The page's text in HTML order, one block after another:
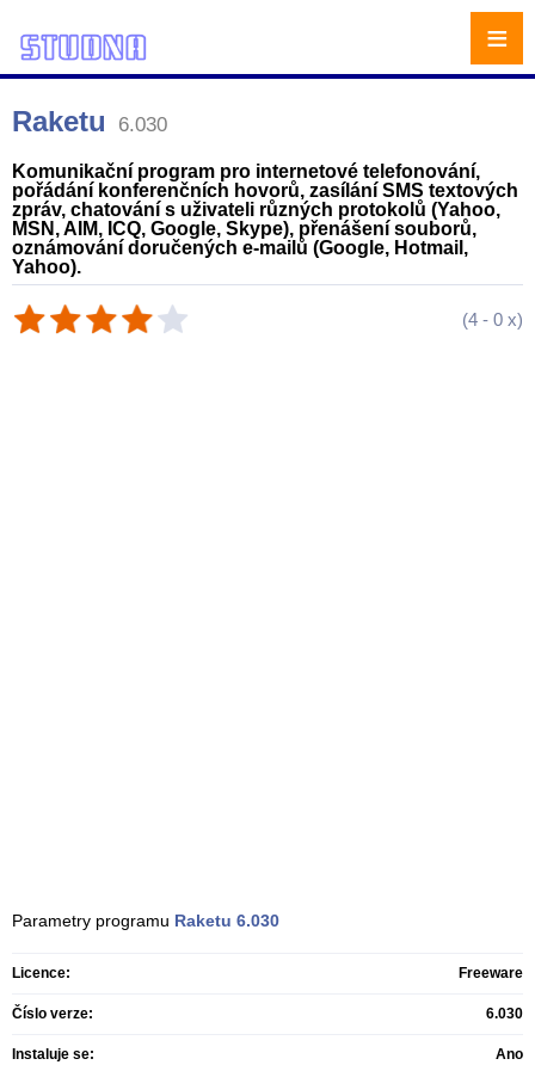
Raketu 6.030
Komunikační program pro internetové telefonování,
pořádání konferenčních hovorů, zasílání SMS textových
zpráv, chatování s uživateli různých protokolů (Yahoo,
MSN, AIM, ICQ, Google, Skype), přenášení souborů,
oznámování doručených e-mailů (Google, Hotmail,
Yahoo).
(4 - 0 x)
Parametry programu Raketu 6.030
Licence: Freeware
Číslo verze: 6.030
Instaluje se: Ano
≡